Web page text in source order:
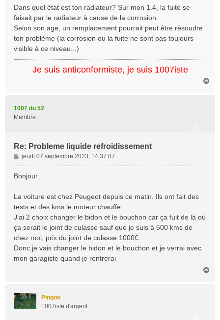
s
s
g
e
Dans quel état est ton radiateur? Sur mon 1.4, la fuite se
faisait par le radiateur à cause de la corrosion.
Selon son age, un remplacement pourrait peut être résoudre
ton problème (la corrosion ou la fuite ne sont pas toujours
visible à ce niveau...)
Je suis anticonformiste, je suis 1007iste
1007 du 52
Membre
Re: Probleme liquide refroidissement
M
e
s
g
e
jeudi 07 septembre 2023, 14:37:07
Bonjour.
La voiture est chez Peugeot depuis ce matin. Ils ont fait des
tests et des kms le moteur chauffe.
J'ai 2 choix changer le bidon et le bouchon car ça fuit de là où
ça serait le joint de culasse sauf que je suis à 500 kms de
chez moi, prix du joint de culasse 1000€.
Donc je vais changer le bidon et le bouchon et je verrai avec
mon garagiste quand je rentrerai
Pingoo
1007iste d'argent